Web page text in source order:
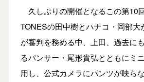
久しぶりの開催となるこの第10
TONESの田中樹とハナコ・岡部大
が審判を務める中、上田、過去に
るパンサー・尾形貴弘とともにミ
用し、公式カメラにパンツが映ら